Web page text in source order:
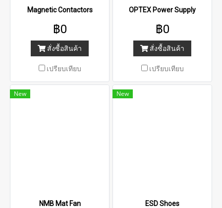
Magnetic Contactors
฿0
สั่งซื้อสินค้า
เปรียบเทียบ
OPTEX Power Supply
฿0
สั่งซื้อสินค้า
เปรียบเทียบ
New
NMB Mat Fan
New
ESD Shoes